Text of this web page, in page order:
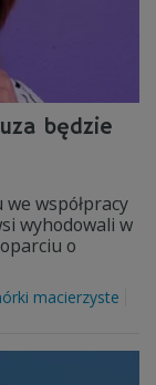
będzie
współpracy
wyhodowali w
o
macierzyste